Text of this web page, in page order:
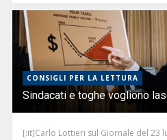
CONSIGLI PER LA LETTURA
Sindacati e toghe vogliono
[:it]Carlo Lottieri sul Giornale del 23